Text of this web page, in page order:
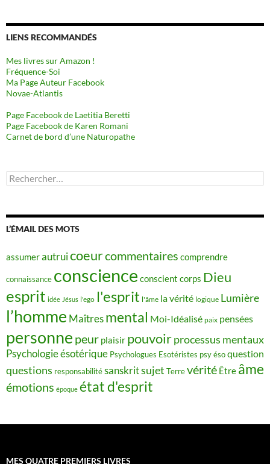
LIENS RECOMMANDÉS
Mes livres sur Amazon !
Fréquence-Soi
Ma Page Auteur Facebook
Novae-Atlantis
Page Facebook de Laetitia Beretti
Page Facebook de Karen Romani
Carnet de bord d’une Naturopathe
Rechercher :
L’ÉMAIL DES MOTS
assumerautruicoeurcommentaires comprendre
connaissance conscience conscient corps Dieu
esprit idée Jésus l'ego l'esprit l'âme la vérité logique Lumière
l’homme Maîtres mental Moi-Idéalisé paix pensées
personne peur plaisir pouvoirprocessus mentaux
Psychologie ésotérique Psychologues Esotéristes psy ésoquestion
questions responsabilitésanskritsujet Terrevérité Être âme
émotions époque état d'esprit
MES QUATRE PREMIERS LIVRES